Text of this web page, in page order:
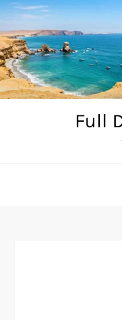
Saltar
al
contenido
Full